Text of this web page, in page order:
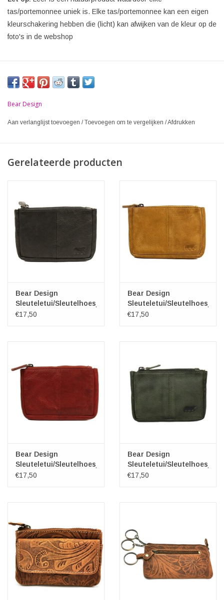
tas/portemonnee uniek is. Elke tas/portemonnee kan een eigen
kleurschakering hebben die (licht) kan afwijken van de kleur op de
foto's in de webshop
Bear Design
Aan verlanglijst toevoegen /Toevoegen om te vergelijken /Afdrukken
Gerelateerde producten
Bear Design
Sleuteletui/Sleutelhoesje
"Lyla" zwart
€17,50
Bear Design
Sleuteletui/Sleutelhoesje
"Lyla" geel
€17,50
Bear Design
Sleuteletui/Sleutelhoesje
"Lyla" rood
€17,50
Bear Design
Sleuteletui/Sleutelhoesje
"Lyla" groen
€17,50